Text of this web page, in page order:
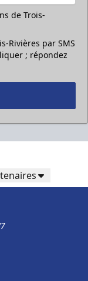
de Trois-
Rivières par SMS
; répondez